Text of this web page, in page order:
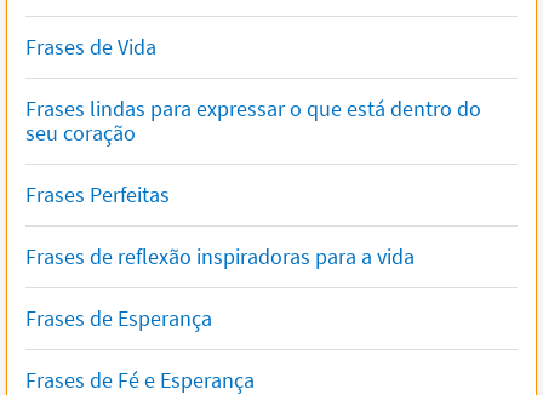
Frases de Vida
Frases lindas para expressar o que está dentro do
seu coração
Frases Perfeitas
Frases de reflexão inspiradoras para a vida
Frases de Esperança
Frases de Fé e Esperança